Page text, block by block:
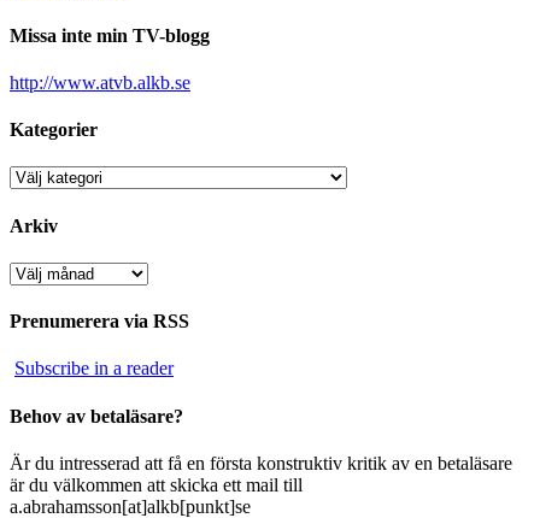
Missa inte min TV-blogg
http://www.atvb.alkb.se
Kategorier
Kategorier
Arkiv
Arkiv
Prenumerera via RSS
Subscribe in a reader
Behov av betaläsare?
Är du intresserad att få en första konstruktiv kritik av en betaläsare
är du välkommen att skicka ett mail till
a.abrahamsson[at]alkb[punkt]se